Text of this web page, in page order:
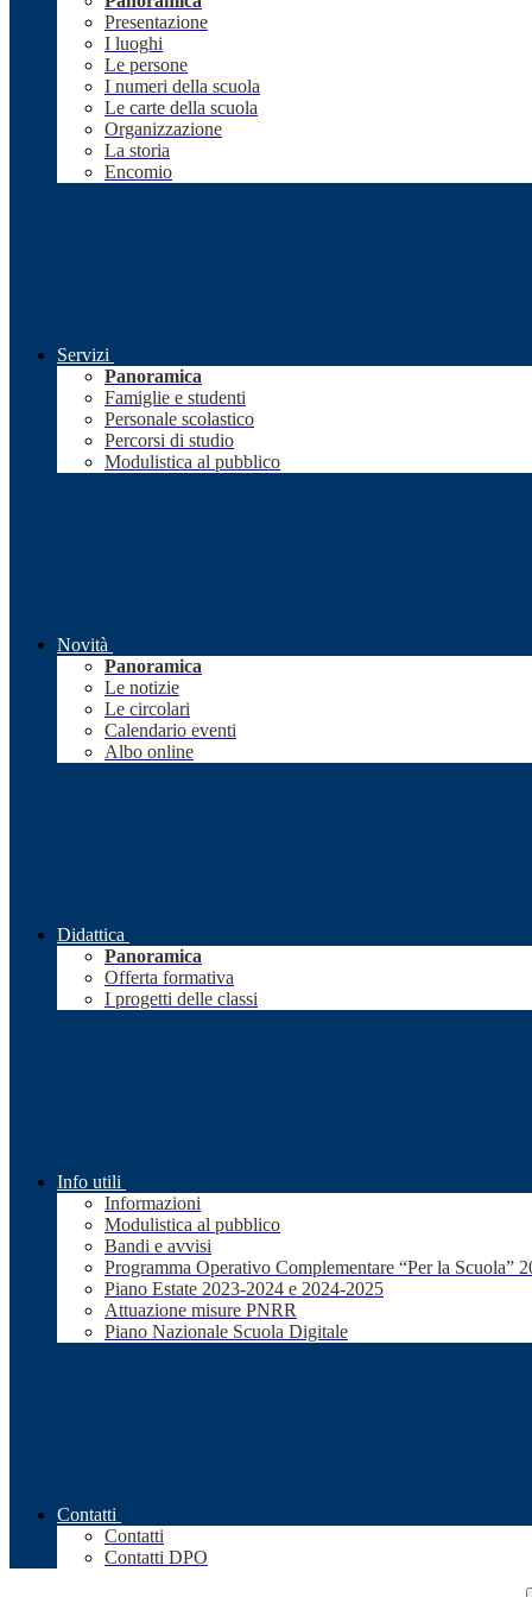
Presentazione
I luoghi
Le persone
I numeri della scuola
Le carte della scuola
Organizzazione
La storia
Encomio
Servizi
Panoramica
Famiglie e studenti
Personale scolastico
Percorsi di studio
Modulistica al pubblico
Novità
Panoramica
Le notizie
Le circolari
Calendario eventi
Albo online
Didattica
Panoramica
Offerta formativa
I progetti delle classi
Info utili
Informazioni
Modulistica al pubblico
Bandi e avvisi
Programma Operativo Complementare “Per la Scuola”
Piano Estate 2023-2024 e 2024-2025
Attuazione misure PNRR
Piano Nazionale Scuola Digitale
Contatti
Contatti
Contatti DPO